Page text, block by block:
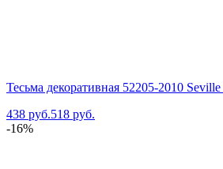
Тесьма декоративная 52205-2010
438 руб.518 руб.
-16%